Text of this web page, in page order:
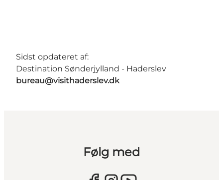
Sidst opdateret af:
Destination Sønderjylland - Haderslev
bureau@visithaderslev.dk
Følg med